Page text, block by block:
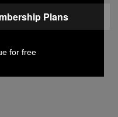
in
Chapter 7
Plans
for free